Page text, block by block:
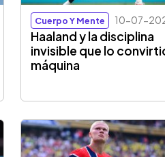
Cuerpo Y Mente 10-07-
Haaland y la disciplina
invisible que lo
máquina